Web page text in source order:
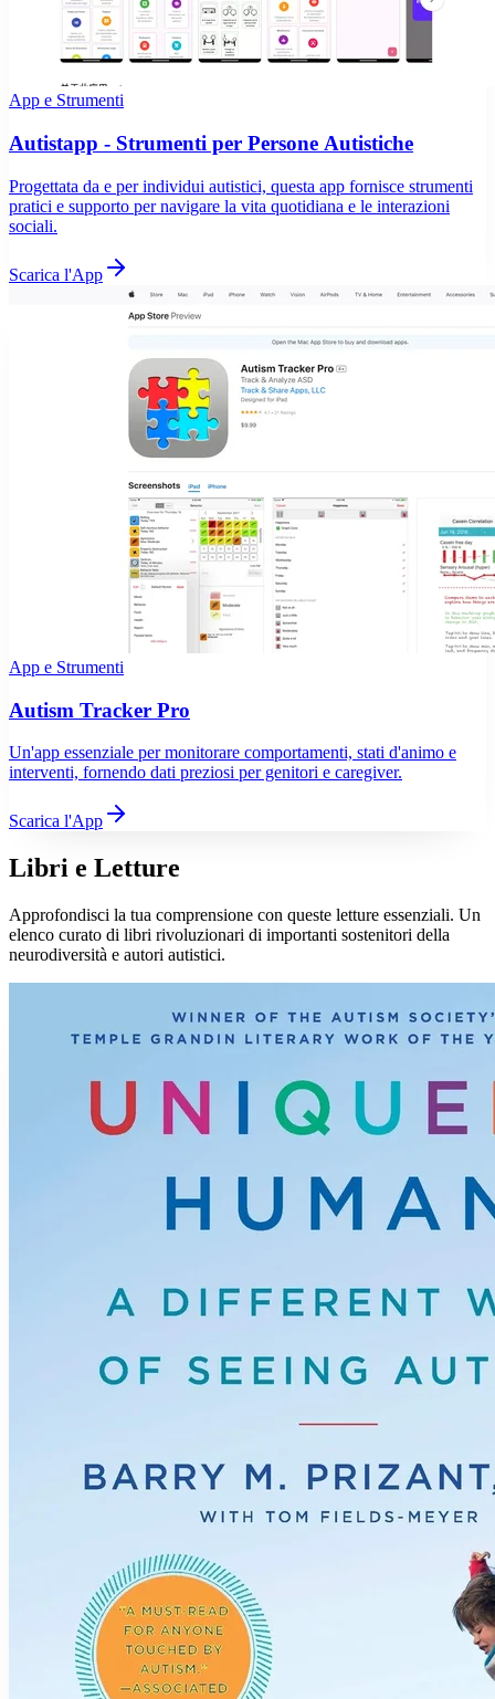
App e Strumenti
Autistapp - Strumenti per Persone Autistiche
Progettata da e per individui autistici, questa app fornisce strumenti
pratici e supporto per navigare la vita quotidiana e le interazioni
sociali.
Scarica l'App
App e Strumenti
Autism Tracker Pro
Un'app essenziale per monitorare comportamenti, stati d'animo e
interventi, fornendo dati preziosi per genitori e caregiver.
Scarica l'App
Libri e Letture
Approfondisci la tua comprensione con queste letture essenziali. Un
elenco curato di libri rivoluzionari di importanti sostenitori della
neurodiversità e autori autistici.